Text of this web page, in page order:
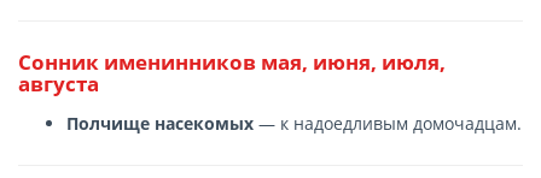
Сонник именинников мая, июня, июля,
августа
Полчище насекомых — к надоедливым домочадцам.